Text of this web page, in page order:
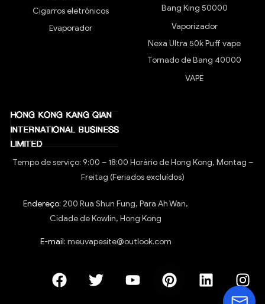
Cigarros eletrônicos
Evaporador
Bang King 50000
Vaporizador
Nexa Ultra 50k Puff vape
Tornado de Bang 40000
VAPE
Tempo de serviço: 9:00 – 18:00 Horário de Hong Kong, Montag –
Freitag (Feriados excluídos)
Endereço: 200 Rua Shun Fung, Para Ah Wan,
Cidade de Kowlin, Hong Kong
E-mail: meuvapesite@outlook.com